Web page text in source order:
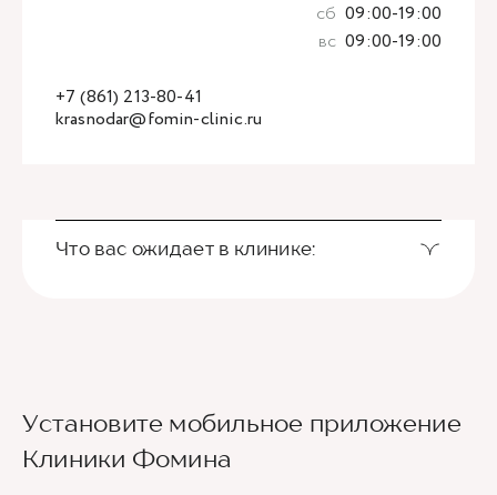
krasnodar@fomin-clinic.ru
+7 (861) 213-80-41
сб 09:00-19:00
вс 09:00-19:00
Что вас ожидает в клинике:
Ведущие врачи региона
Установите мобильное приложение
Клиники Фомина